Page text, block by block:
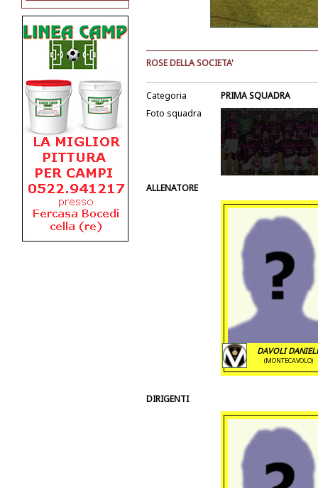
ROSE DELLA SOCIETA'
Categoria
PRIMA SQUADRA
Foto squadra
ALLENATORE
DAVOLI
(MONTECAVOLO)
DIRIGENTI